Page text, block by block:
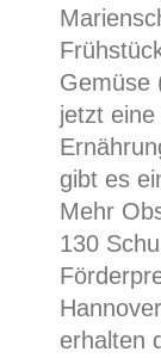
Gemüse
jetzt
gibt es
Mehr
130
erhalten